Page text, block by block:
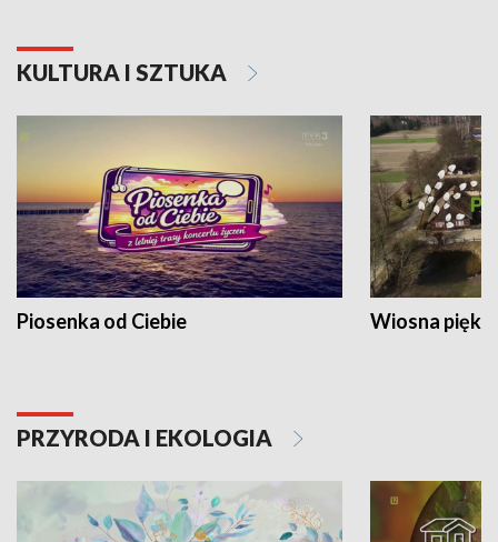
KULTURA I SZTUKA
Piosenka od Ciebie Wiosna
PRZYRODA I EKOLOGIA